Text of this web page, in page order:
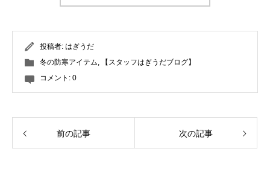
投稿者: はぎうだ
冬の防寒アイテム,
【スタッフはぎうだブログ】
コメント: 0
前の記事 次の記事